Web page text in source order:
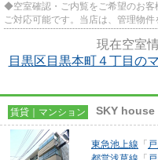
◆空室確認・ご内覧をご希望のお客
ご対応可能です。当店は、管理物
現在空室
目黒区目黒本町４丁目の
賃貸｜マンション SKY house
東急池上線 「